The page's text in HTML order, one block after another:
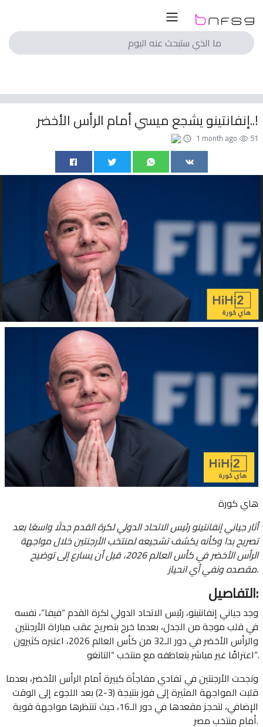
إنفانتينو يشجع ميسي أمام الرأس الأخضر..!
1 month ago 51
هاي كورة
أثار جياني إنفانتينو رئيس الاتحاد الدولي لكرة القدم جدلًا واسعًا بعد
تصريح بدا وكأنه يكشف تشجيعه لمنتخب الأرجنتين خلال مواجهة
الرأس الأخضر في كأس العالم 2026، قبل أن يسارع إلى توضيح
مقصده ونفي أي انحياز.
التفاصيل:
وجد جياني إنفانتينو، رئيس الاتحاد الدولي لكرة القدم “فيفا”، نفسه
في قلب موجة من الجدل، بعدما خرج بتصريح عقب مباراة الأرجنتين
والرأس الأخضر في دور الـ32 من كأس العالم 2026، اعتبره كثيرون
اعترافًا غير مباشر بتعاطفه مع منتخب “التانغو”.
ونجحت الأرجنتين في تفادي مفاجأة كبيرة أمام الرأس الأخضر، بعدما
قلبت المواجهة المثيرة إلى فوز بنتيجة (3-2) بعد اللجوء إلى الوقت
الإضافي، لتحجز مقعدها في دور الـ16، حيث تنتظرها مواجهة قوية
أمام منتخب مصر.